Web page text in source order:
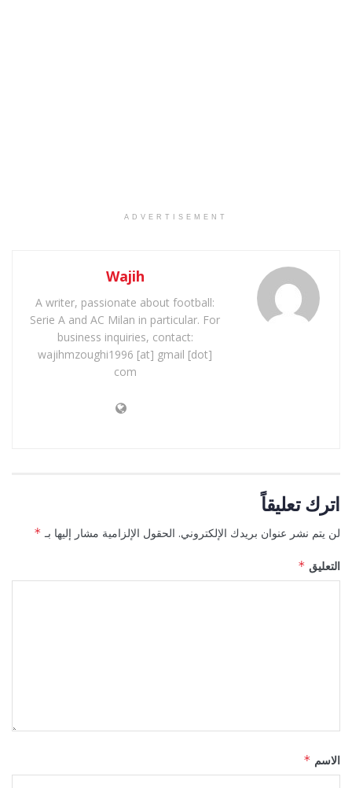
ADVERTISEMENT
Wajih
A writer, passionate about football:
Serie A and AC Milan in particular. For
business inquiries, contact:
wajihmzoughi1996 [at] gmail [dot]
com
اترك تعليقاً
لن يتم نشر عنوان بريدك الإلكتروني. الحقول الإلزامية مشار إليها بـ *
التعليق *
الاسم *